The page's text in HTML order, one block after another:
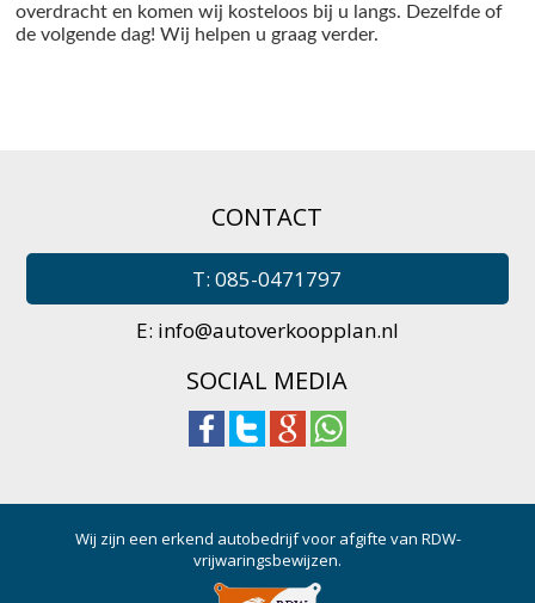
overdracht en komen wij kosteloos bij u langs. Dezelfde of
de volgende dag! Wij helpen u graag verder.
CONTACT
T: 085-0471797
E: info@autoverkoopplan.nl
SOCIAL MEDIA
Wij zijn een erkend autobedrijf voor afgifte van RDW-
vrijwaringsbewijzen.